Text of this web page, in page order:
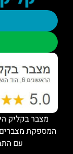
מצבר בקליק
המספקת מצברים
עם